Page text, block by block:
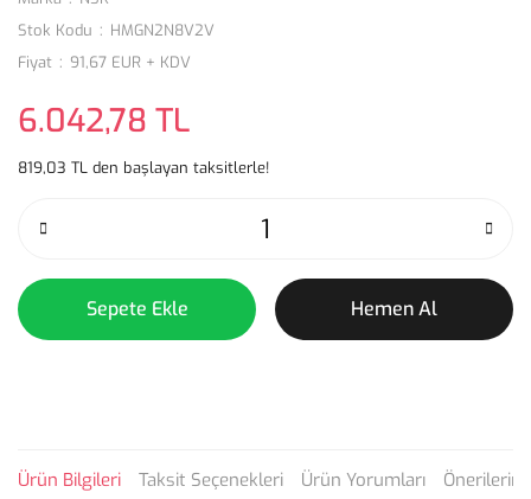
Stok Kodu
HMGN2N8V2V
Fiyat
91,67 EUR + KDV
6.042,78 TL
819,03 TL den başlayan taksitlerle!
Sepete Ekle Hemen Al
Ürün Bilgileri Taksit Seçenekleri Ürün Yorumları